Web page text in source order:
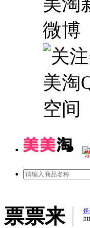
票票来